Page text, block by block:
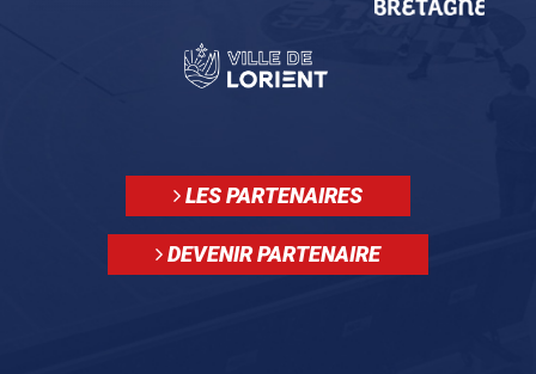
LES PARTENAIRES
DEVENIR PARTENAIRE